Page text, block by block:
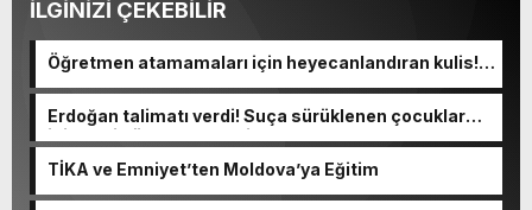
İLGİNİZİ ÇEKEBİLİR
Öğretmen atamamaları için heyecanlandıran kulis!
Erdoğan talimatı verdi! Suça sürüklenen çocuklar
için yeni düzenleme geliyor
TİKA ve Emniyet’ten Moldova’ya Eğitim